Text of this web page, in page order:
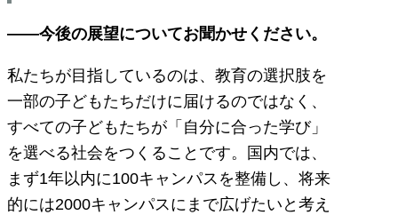
——今後の展望についてお聞かせください。
私たちが目指しているのは、教育の選択肢を
一部の子どもたちだけに届けるのではなく、
すべての子どもたちが「自分に合った学び」
を選べる社会をつくることです。国内では、
まず1年以内に100キャンパスを整備し、将来
的には2000キャンパスにまで広げたいと考え